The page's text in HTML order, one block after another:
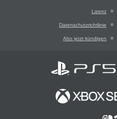
Lizenz
Datenschutzrichtlinie
Abo jetzt kündigen